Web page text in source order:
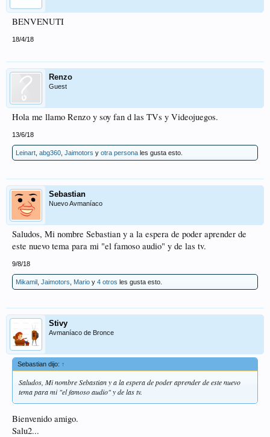
BENVENUTI
18/4/18
Renzo
Guest
Hola me llamo Renzo y soy fan d las TVs y Videojuegos.
13/6/18
Leinart abg360 Jaimotors y otra persona les gusta esto.
Sebastian
Nuevo Avmaníaco
Saludos, Mi nombre Sebastian y a la espera de poder aprender de
este nuevo tema para mi "el famoso audio" y de las tv.
9/8/18
Mikamil Jaimotors Mario y 4 otros les gusta esto.
Stivy
Avmaníaco de Bronce
Sebastian dijo: ↑
Saludos, Mi nombre Sebastian y a la espera de poder aprender de este nuevo
tema para mi "el famoso audio" y de las tv.
Bienvenido amigo.
Salu2...